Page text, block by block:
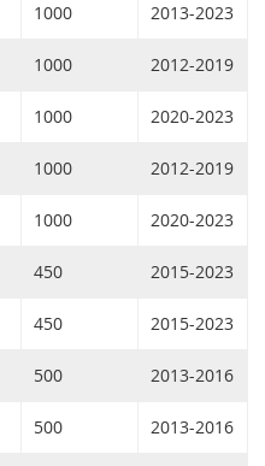
1000 2013-2023
1000 2012-2019
1000 2020-2023
1000 2012-2019
1000 2020-2023
450 2015-2023
450 2015-2023
500 2013-2016
500 2013-2016